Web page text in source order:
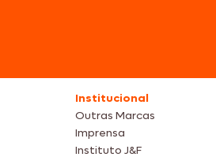
Institucional
Outras Marcas
Imprensa
Instituto J&F